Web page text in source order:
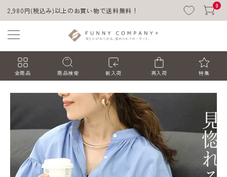
2,980円(税込み)以上のお買い物で送料無料！
0
全商品 商品検索 新入荷 再入荷 特集